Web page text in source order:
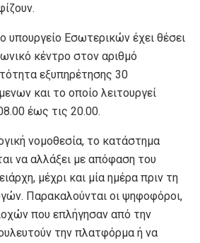
υπουργείο Εσωτερικών έχει θέσει
κέντρο στον αριθμό
εξυπηρέτησης 30
και το οποίο λειτουργεί
έως τις 20.00.
νομοθεσία, το κατάστημα
να αλλάξει με απόφαση του
μέχρι και μία ημέρα πριν τη
Παρακαλούνται οι ψηφοφόροι,
που επλήγησαν από την
την πλατφόρμα ή να